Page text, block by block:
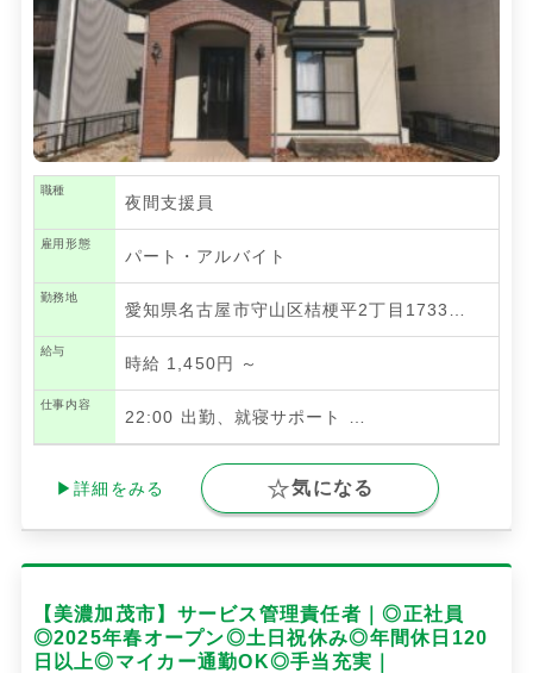
職種
夜間支援員
雇用形態
パート・アルバイト
勤務地
愛知県名古屋市守山区桔梗平2丁目1733…
給与
時給 1,450円 ～
仕事内容
22:00 出勤、就寝サポート
▶詳細をみる 気になる
【美濃加茂市】サービス管理責任者｜◎正社員
◎2025年春オープン◎土日祝休み◎年間休日120
日以上◎マイカー通勤OK◎手当充実｜